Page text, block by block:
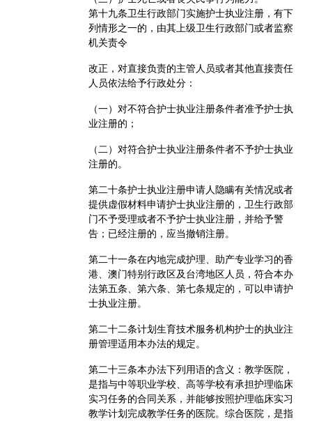
第十九条卫生行政部门实施护士执业注册，有下
列情形之一的，由其上级卫生行政部门或者监察
机关责令
改正，对直接负责的主管人员或者其他直接责任
人员依法给予行政处分：
（一）对不符合护士执业注册条件者准予护士执
业注册的；
（二）对符合护士执业注册条件者不予护士执业
注册的。
第二十条护士执业注册申请人隐瞒有关情况或者
提供虚假材料申请护士执业注册的，卫生行政部
门不予受理或者不予护士执业注册，并给予警
告；已经注册的，应当撤销注册。
第二十一条在内地完成护理、助产专业学习的香
港、澳门特别行政区及台湾地区人员，符合本办
法第五条、第六条、第七条规定的，可以申请护
士执业注册。
第二十二条计划生育技术服务机构护士的执业注
册管理适用本办法的规定。
第二十三条本办法下列用语的含义：教学医院，
是指与中等职业学校、高等学校有承担护理临床
实习任务的合同关系，并能够按照护理临床实习
教学计划完成教学任务的医院。综合医院，是指